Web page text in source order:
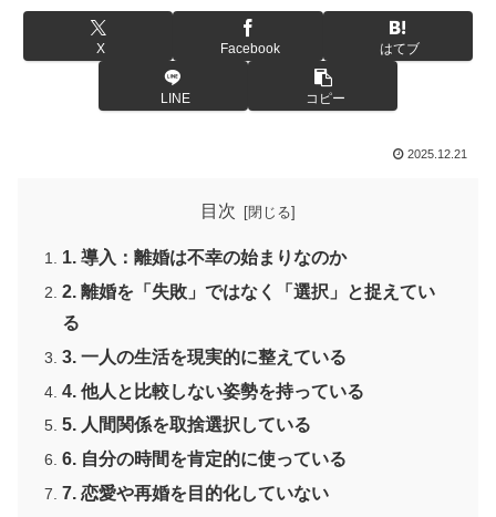
X Facebook はてブ
LINE コピー
2025.12.21
目次
1. 導入：離婚は不幸の始まりなのか
2. 離婚を「失敗」ではなく「選択」と捉えてい
る
3. 一人の生活を現実的に整えている
4. 他人と比較しない姿勢を持っている
5. 人間関係を取捨選択している
6. 自分の時間を肯定的に使っている
7. 恋愛や再婚を目的化していない